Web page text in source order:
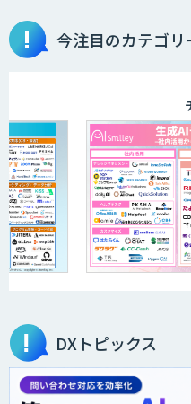
今注目のカテゴリ
チャ
DXトピックス